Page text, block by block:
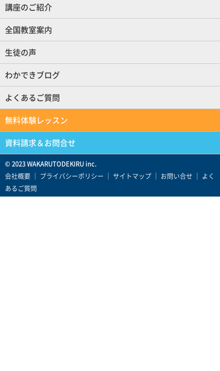
講座のご紹介
全国教室案内
生徒の声
わかできブログ
よくあるご質問
無料体験レッスン
資料請求＆お問合せ
© 2023 WAKARUTODEKIRU inc.
会社概要 ｜ プライバシーポリシー ｜ サイトマップ ｜ お問い合せ ｜ よく
あるご質問